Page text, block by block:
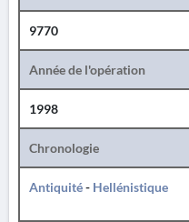
9770
Année de l'opération
1998
Chronologie
Antiquité- Hellénistique